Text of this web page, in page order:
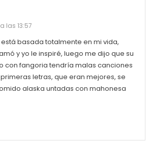
las 13:57
basada totalmente en mi vida,
y yo le inspiré, luego me dijo que su
con fangoria tendría malas canciones
letras, que eran mejores, se
alaska untadas con mahonesa